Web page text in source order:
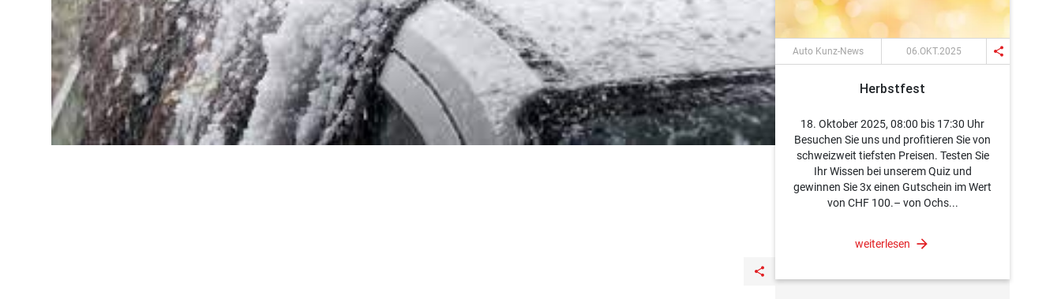
share
Auto Kunz-News 06.OKT.2025 share
Herbstfest
18. Oktober 2025, 08:00 bis 17:30 Uhr
Besuchen Sie uns und profitieren Sie von
schweizweit tiefsten Preisen. Testen Sie
Ihr Wissen bei unserem Quiz und
gewinnen Sie 3x einen Gutschein im Wert
von CHF 100.– von Ochs...
weiterlesen